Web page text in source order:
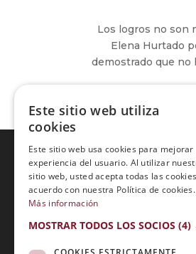
Los logros no son
Elena Hurtado
demostrado que no
Acreditaciones:
Este sitio web utiliza
cookies
Este sitio web usa cookies para mejorar
experiencia del usuario. Al utilizar
sitio web, usted acepta todas las
acuerdo con nuestra Política de cookies.
Más información
MOSTRAR TODOS LOS SOCIOS (4)